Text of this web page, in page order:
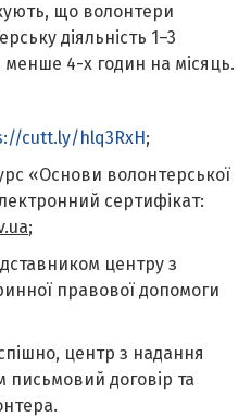
що волонтери
діяльність 1–3
4-х годин на місяць.
cutt.ly/hlq3RxH;
«Основи волонтерської
сертифікат:
;
центру з
правової допомоги
центр з надання
договір та